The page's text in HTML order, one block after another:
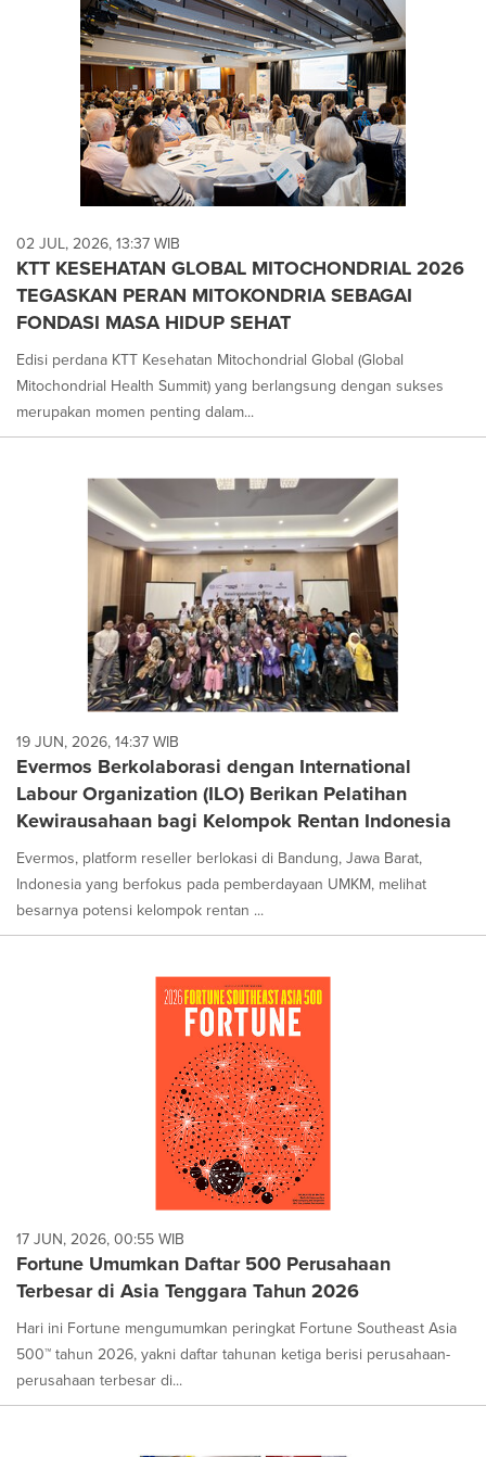
02 JUL, 2026, 13:37 WIB
KTT KESEHATAN GLOBAL MITOCHONDRIAL 2026
TEGASKAN PERAN MITOKONDRIA SEBAGAI
FONDASI MASA HIDUP SEHAT
Edisi perdana KTT Kesehatan Mitochondrial Global (Global
Mitochondrial Health Summit) yang berlangsung dengan sukses
merupakan momen penting dalam...
19 JUN, 2026, 14:37 WIB
Evermos Berkolaborasi dengan International
Labour Organization (ILO) Berikan Pelatihan
Kewirausahaan bagi Kelompok Rentan Indonesia
Evermos, platform reseller berlokasi di Bandung, Jawa Barat,
Indonesia yang berfokus pada pemberdayaan UMKM, melihat
besarnya potensi kelompok rentan ...
17 JUN, 2026, 00:55 WIB
Fortune Umumkan Daftar 500 Perusahaan
Terbesar di Asia Tenggara Tahun 2026
Hari ini Fortune mengumumkan peringkat Fortune Southeast Asia
500™ tahun 2026, yakni daftar tahunan ketiga berisi perusahaan-
perusahaan terbesar di...